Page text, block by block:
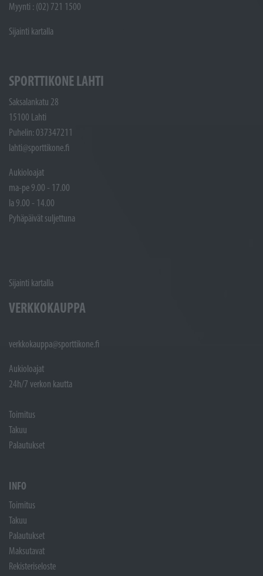
Myynti : (02) 721 1500
Sijainti kartalla
SPORTTIKONE LAHTI
Saksalankatu 28
15100 Lahti
Puhelin: 037347211
lahti@sporttikone.fi
Aukioloajat
ma-pe 9.00 - 17.00
la 9.00 - 14.00
Pyhäpäivät suljettuna
Sijainti kartalla
VERKKOKAUPPA
verkkokauppa@sporttikone.fi
Aukioloajat
24h/7 verkon kautta
Toimitus
Takuu
Palautukset
INFO
Toimitus
Takuu
Palautukset
Maksutavat
Rekisteriseloste